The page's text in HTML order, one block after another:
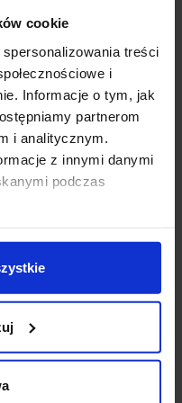
cookie
treści
i
Informacje o tym, jak
partnerom
i analitycznym.
z innymi danymi
podczas
za pośrednictwem